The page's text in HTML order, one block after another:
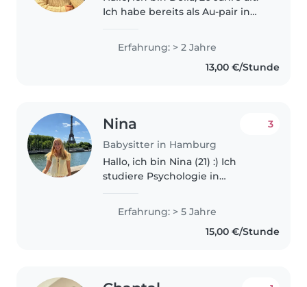
Ich habe bereits als Au-pair in
Umgang mit Kindern
gesammelt. Ich arbeite gerne
Erfahrung: > 2 Jahre
13,00 €/Stunde
Nina
Babysitter in Hamburg
3
Hallo, ich bin Nina (21) :) Ich
studiere Psychologie in
über 5 Jahren Kinder jeden
Alters. Zusätzlich habe ich 3
Monate in einem Kindergarten
Erfahrung: > 5 Jahre
15,00 €/Stunde